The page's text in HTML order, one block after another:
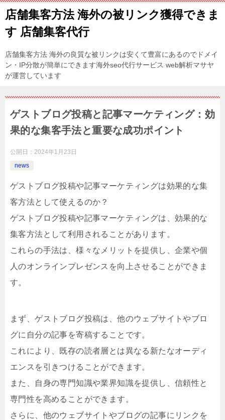
店舗集客方法 海外の被リンク獲得できま
す 店舗集客代行
店舗集客方法 海外の良質な被リンクは安くて豊富にあるのでドメイ
ン・IP分散が簡単にできます海外seo代行サービス web解析マサヤ
が運営しています
ゲストブログ投稿と記事マーケティング：効
果的な集客手法と重要な成功ポイント
公開日： 2024年1月23日
news
ゲストブログ投稿や記事マーケティングは効果的な集
客方法として使えるのか？
ゲストブログ投稿や記事マーケティングは、効果的な
集客方法として利用されることがあります。
これらの手法は、様々なメリットを提供し、企業や個
人のオンラインプレゼンスを向上させることができま
す。
まず、ゲストブログ投稿は、他のウェブサイトやブロ
グに自分の記事を寄稿することです。
これにより、既存の読者層とは異なる新たなオーディ
エンスを引きつけることができます。
また、自身の専門知識や業界知識を提供し、信頼性と
専門性を高めることができます。
さらに、他のウェブサイトやブログの記事にリンクを